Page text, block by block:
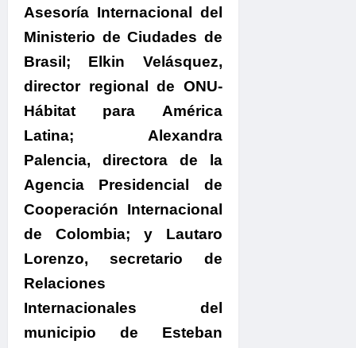
Asesoría Internacional del
Ministerio de Ciudades de
Brasil; Elkin Velásquez,
director regional de ONU-
Hábitat para América
Latina; Alexandra
Palencia, directora de la
Agencia Presidencial de
Cooperación Internacional
de Colombia; y Lautaro
Lorenzo, secretario de
Relaciones
Internacionales del
municipio de Esteban